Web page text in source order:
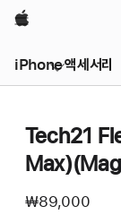
Apple
iPhone 액세서리
Tech21
₩89,000